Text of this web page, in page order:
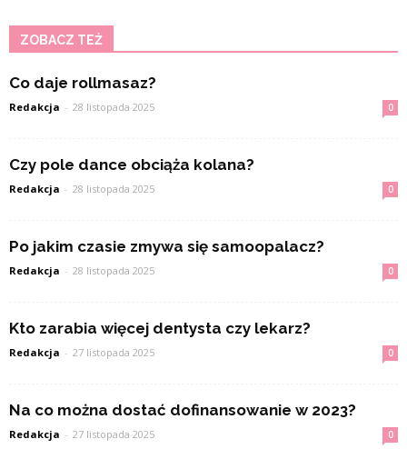
ZOBACZ TEŻ
Co daje rollmasaz?
Redakcja - 28 listopada 2025 0
Czy pole dance obciąża kolana?
Redakcja - 28 listopada 2025 0
Po jakim czasie zmywa się samoopalacz?
Redakcja - 28 listopada 2025 0
Kto zarabia więcej dentysta czy lekarz?
Redakcja - 27 listopada 2025 0
Na co można dostać dofinansowanie w 2023?
Redakcja - 27 listopada 2025 0